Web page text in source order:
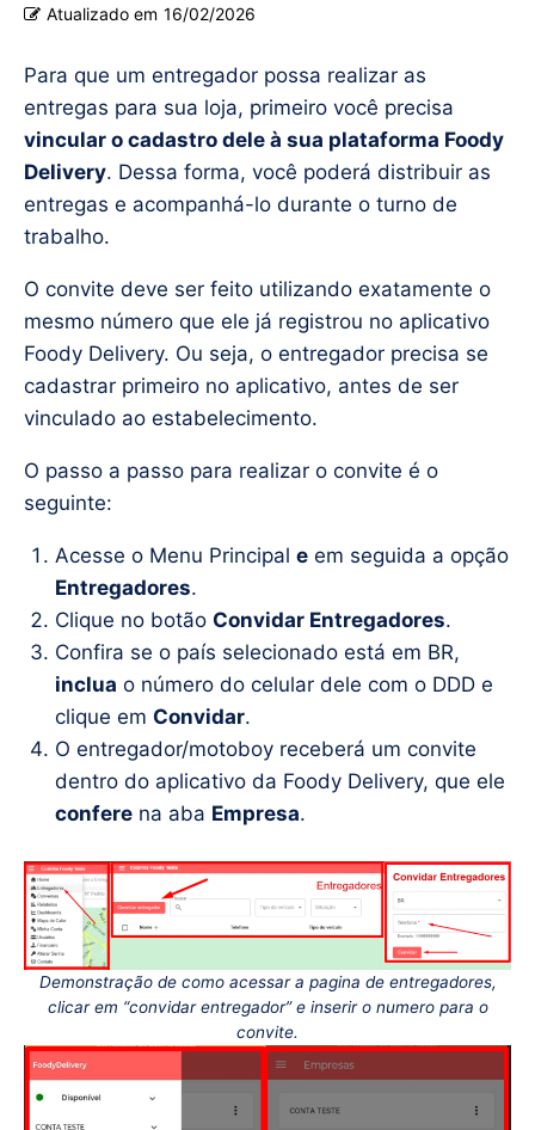
Atualizado em 16/02/2026
Para que um entregador possa realizar as
entregas para sua loja, primeiro você precisa
vincular o cadastro dele à sua plataforma Foody
Delivery. Dessa forma, você poderá distribuir as
entregas e acompanhá-lo durante o turno de
trabalho.
O convite deve ser feito utilizando exatamente o
mesmo número que ele já registrou no aplicativo
Foody Delivery. Ou seja, o entregador precisa se
cadastrar primeiro no aplicativo, antes de ser
vinculado ao estabelecimento.
O passo a passo para realizar o convite é o
seguinte:
Acesse o Menu Principal eem seguida a opção
Entregadores.
Clique no botão Convidar Entregadores.
Confira se o país selecionado está em BR,
inclua o número do celular dele com o DDD e
clique em Convidar.
O entregador/motoboy receberá um convite
dentro do aplicativo da Foody Delivery, que ele
conferena aba Empresa.
Demonstração de como acessar a pagina de entregadores,
clicar em “convidar entregador” e inserir o numero para o
convite.